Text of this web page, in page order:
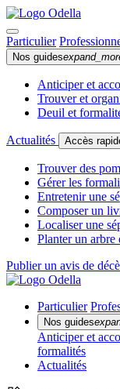
Particulier
Nos guides
Anticiper et
Trouver et
Deuil et
Actualités Accès
Trouver des
Gérer les
Entretenir une
Composer un
Localiser une
Planter un arbre
Publier un avis de
Particulier
Nos guides
Anticiper et
formalités
Actualités